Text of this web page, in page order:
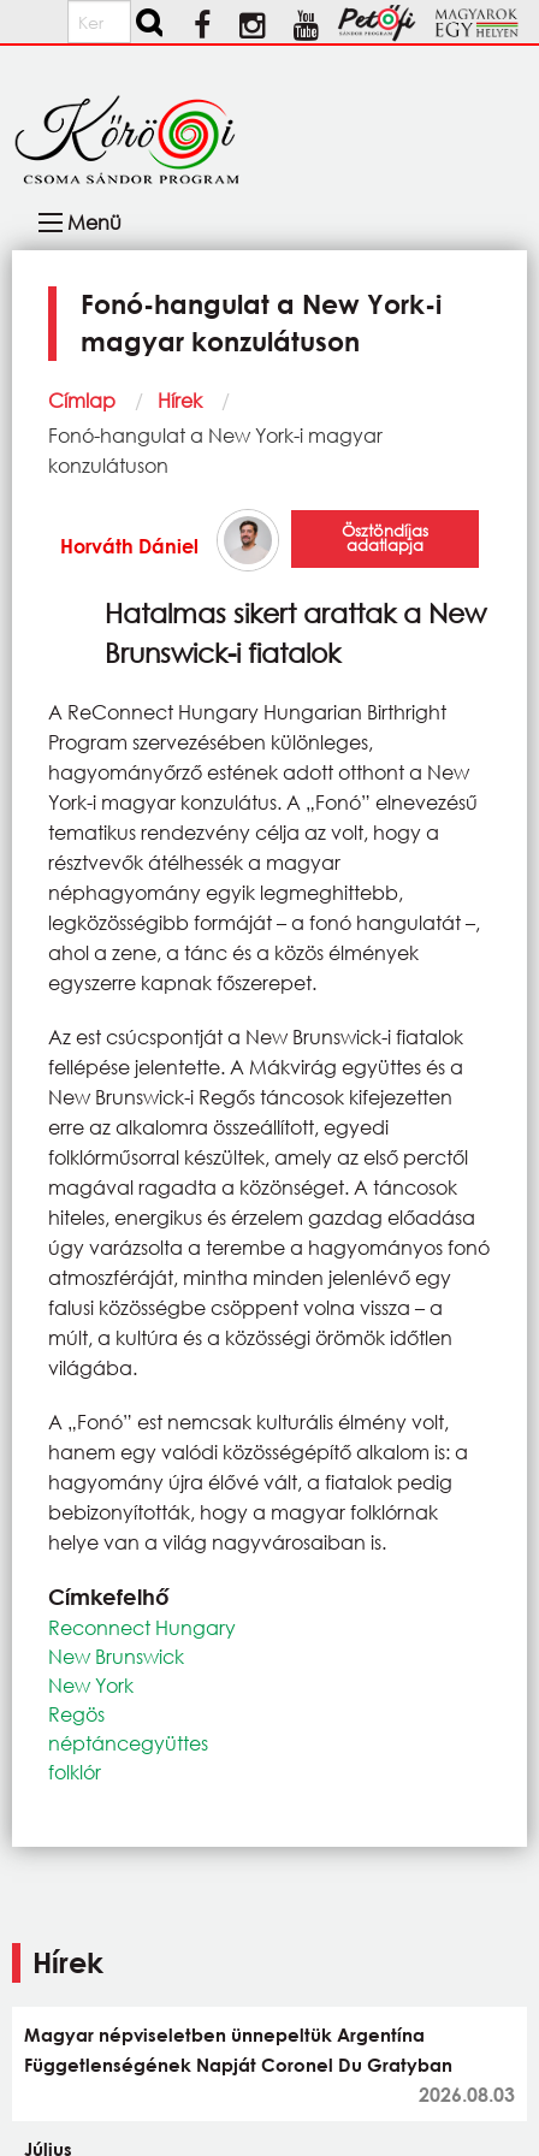
Ugrás a tartalomra
Keresés
navigáció
Menü
Fonó-hangulat a New York-i
magyar konzulátuson
Morzsa
Címlap
Hírek
Current:
Fonó-hangulat a New York-i magyar
konzulátuson
Horváth Dániel
Ösztöndíjas
adatlapja
Hatalmas sikert arattak a New
Brunswick-i fiatalok
A ReConnect Hungary Hungarian Birthright
Program szervezésében különleges,
hagyományőrző estének adott otthont a New
York-i magyar konzulátus. A „Fonó” elnevezésű
tematikus rendezvény célja az volt, hogy a
résztvevők átélhessék a magyar
néphagyomány egyik legmeghittebb,
legközösségibb formáját – a fonó hangulatát –,
ahol a zene, a tánc és a közös élmények
egyszerre kapnak főszerepet.
Az est csúcspontját a New Brunswick-i fiatalok
fellépése jelentette. A Mákvirág együttes és a
New Brunswick-i Regős táncosok kifejezetten
erre az alkalomra összeállított, egyedi
folklórműsorral készültek, amely az első perctől
magával ragadta a közönséget. A táncosok
hiteles, energikus és érzelem gazdag előadása
úgy varázsolta a terembe a hagyományos fonó
atmoszféráját, mintha minden jelenlévő egy
falusi közösségbe csöppent volna vissza – a
múlt, a kultúra és a közösségi örömök időtlen
világába.
A „Fonó” est nemcsak kulturális élmény volt,
hanem egy valódi közösségépítő alkalom is: a
hagyomány újra élővé vált, a fiatalok pedig
bebizonyították, hogy a magyar folklórnak
helye van a világ nagyvárosaiban is.
Címkefelhő
Reconnect Hungary
New Brunswick
New York
Regös
néptáncegyüttes
folklór
Hírek
Magyar népviseletben ünnepeltük Argentína
Függetlenségének Napját Coronel Du Gratyban
2026.08.03
Július